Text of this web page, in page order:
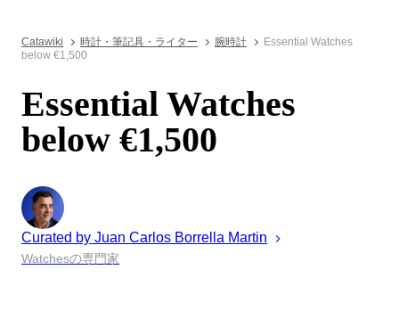
Catawiki 時計・筆記具・ライター 腕時計
Essential Watches
below €1,500
Essential Watches
below €1,500
Curated by Juan Carlos Borrella Martin
Watchesの専門家